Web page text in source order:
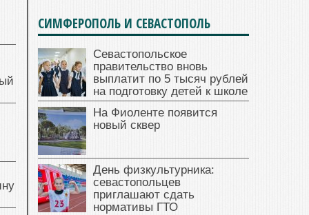
СИМФЕРОПОЛЬ И СЕВАСТОПОЛЬ
Севастопольское
правительство вновь
выплатит по 5 тысяч рублей
на подготовку детей к школе
На Фиоленте появится
новый сквер
День физкультурника:
севастопольцев
приглашают сдать
нормативы ГТО